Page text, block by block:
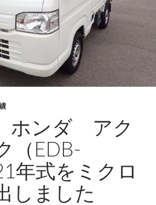
ホンダ アク
（EDB-
年式をミクロ
しました